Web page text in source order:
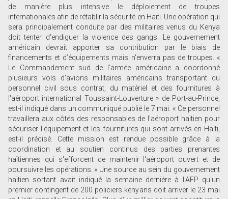
de manière plus intensive le déploiement de troupes
internationales afin de rétablir la sécurité en Haïti. Une opération qui
sera principalement conduite par des militaires venus du Kenya
doit tenter d'endiguer la violence des gangs. Le gouvernement
américain devrait apporter sa contribution par le biais de
financements et d’équipements mais n'enverra pas de troupes. «
Le Commandement sud de l'armée américaine a coordonné
plusieurs vols d'avions militaires américains transportant du
personnel civil sous contrat, du matériel et des fournitures à
l'aéroport international Toussaint-Louverture » de Port-au-Prince,
est-il indiqué dans un communiqué publié le 7 mai. « Ce personnel
travaillera aux côtés des responsables de l'aéroport haïtien pour
sécuriser l'équipement et les fournitures qui sont arrivés en Haïti,
est-il précisé. Cette mission est rendue possible grâce à la
coordination et au soutien continus des parties prenantes
haïtiennes qui s'efforcent de maintenir l'aéroport ouvert et de
poursuivre les opérations. » Une source au sein du gouvernement
haïtien sortant avait indiqué la semaine dernière à l'AFP qu'un
premier contingent de 200 policiers kenyans doit arriver le 23 mai